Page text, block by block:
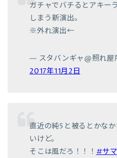
ガチャでバチるとアキー
しまう新演出。
※外れ演出←
— スタバンギャ@照れ
2017年11月2日
直近の純5と被るとかな
いけど。
そこは風だろ！！！#サ